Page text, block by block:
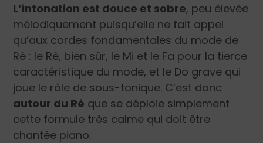
L’intonation est douce et sobre, peu élevée
mélodiquement puisqu’elle ne fait appel
qu’aux cordes fondamentales du mode de
Ré : le Ré, bien sûr, le Mi et le Fa pour la tierce
caractéristique du mode, et le Do grave qui
joue le rôle de sous-tonique. C’est donc
autour du Ré que se déploie simplement
cette formule très calme qui doit être
chantée piano.